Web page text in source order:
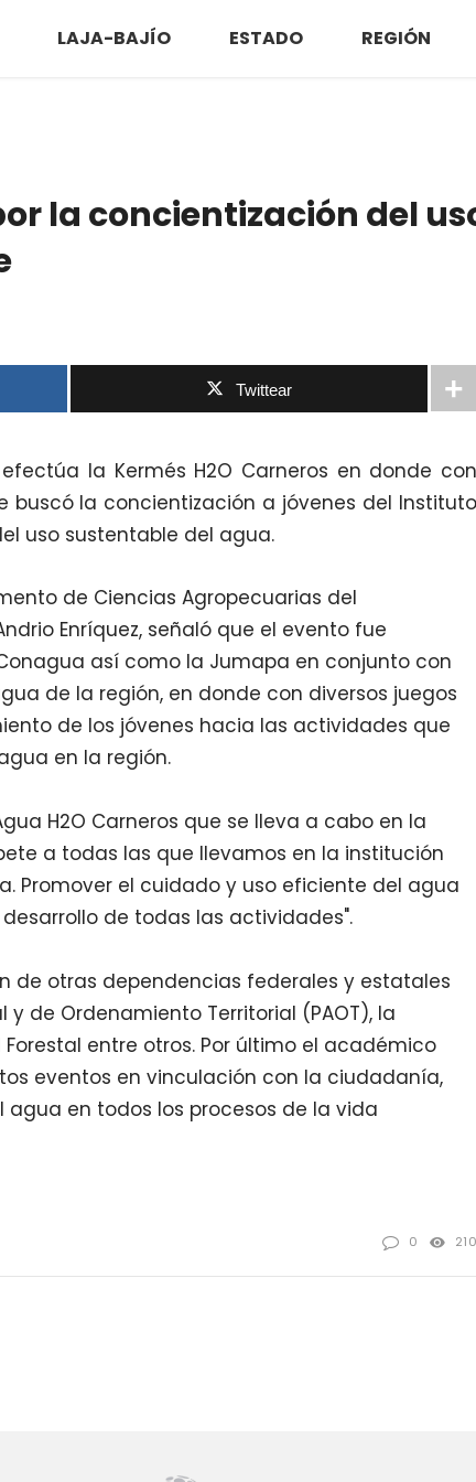
LAJA-BAJÍO ESTADO REGIÓN
la concientización del
Twittear
la Kermés H2O Carneros en donde con
buscó la concientización a jóvenes del Instituto
uso sustentable del agua.
de Ciencias Agropecuarias del
Enríquez, señaló que el evento fue
así como la Jumapa en conjunto con
de la región, en donde con diversos juegos
de los jóvenes hacia las actividades que
en la región.
H2O Carneros que se lleva a cabo en la
a todas las que llevamos en la institución
Promover el cuidado y uso eficiente del agua
de todas las actividades".
de otras dependencias federales y estatales
de Ordenamiento Territorial (PAOT), la
Forestal entre otros. Por último el académico
eventos en vinculación con la ciudadanía,
en todos los procesos de la vida
0 210